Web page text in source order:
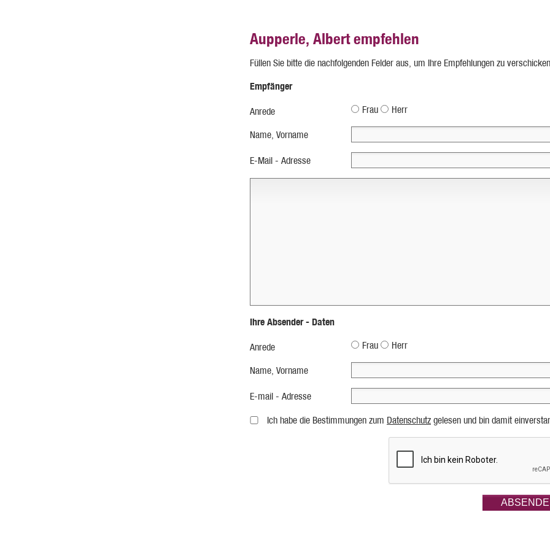
Aupperle, Albert empfehlen
Füllen Sie bitte die nachfolgenden Felder aus, um Ihre Empfehlungen zu
Empfänger
Anrede Frau Herr
Name, Vorname
E-Mail - Adresse
Ihre Absender - Daten
Anrede Frau Herr
Name, Vorname
E-mail - Adresse
Ich habe die Bestimmungen zum Datenschutz gelesen und bin damit